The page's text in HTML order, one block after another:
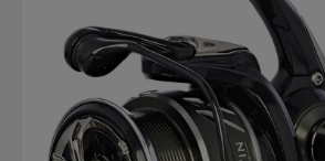
Multirulle